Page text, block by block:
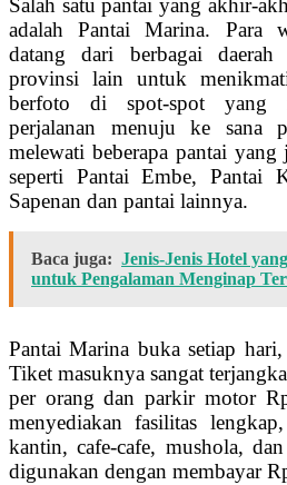
Salah satu pantai yang akhir-
adalah Pantai Marina. Para
datang dari berbagai
provinsi lain untuk
berfoto di spot-spot yang
perjalanan menuju ke sana
melewati beberapa pantai
seperti Pantai Embe, Pantai
Sapenan dan pantai lainnya.
Baca juga: Jenis-Jenis Hotel
untuk Pengalaman Menginap
Pantai Marina buka setiap
Tiket masuknya sangat
per orang dan parkir motor
menyediakan fasilitas
kantin, cafe-cafe, mushola,
digunakan dengan membayar